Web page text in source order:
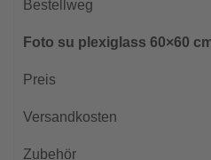
Foto su plexiglass 60×60